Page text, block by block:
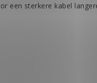
een sterkere kabel